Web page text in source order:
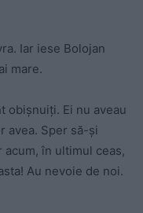
Iar iese Bolojan
mare.
obișnuiți. Ei nu aveau
avea. Sper să-și
acum, în ultimul ceas,
Au nevoie de noi.